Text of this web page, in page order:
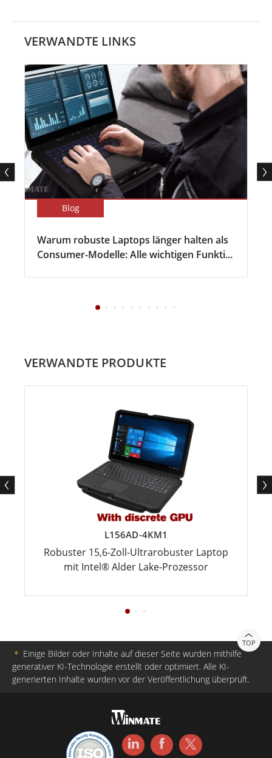
VERWANDTE LINKS
Blog
Warum robuste Laptops länger halten als
Consumer-Modelle: Alle wichtigen Funkti...
VERWANDTE PRODUKTE
L156AD-4KM1
Robuster 15,6-Zoll-Ultrarobuster Laptop
mit Intel® Alder Lake-Prozessor
TOP
＊ Einige Bilder oder Inhalte auf dieser Seite wurden mithilfe
generativer KI-Technologie erstellt oder optimiert. Alle KI-
generierten Inhalte wurden vor der Veröffentlichung überprüft.